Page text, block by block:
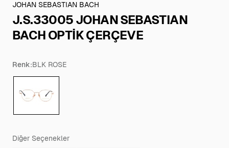
JOHAN SEBASTIAN BACH
J.S.33005 JOHAN SEBASTIAN
BACH OPTİK ÇERÇEVE
Renk:BLK ROSE
Diğer Seçenekler